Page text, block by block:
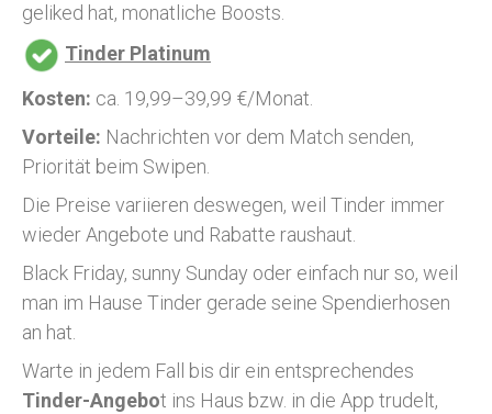
geliked hat, monatliche Boosts.
Tinder Platinum
Kosten: ca. 19,99–39,99 €/Monat.
Vorteile: Nachrichten vor dem Match senden,
Priorität beim Swipen.
Die Preise variieren deswegen, weil Tinder immer
wieder Angebote und Rabatte raushaut.
Black Friday, sunny Sunday oder einfach nur so, weil
man im Hause Tinder gerade seine Spendierhosen
an hat.
Warte in jedem Fall bis dir ein entsprechendes
Tinder-Angebot ins Haus bzw. in die App trudelt,